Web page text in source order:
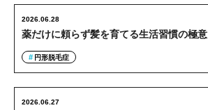
薬だけに頼らず髪を育てる生活習慣の極意
2026.06.28
円形脱毛症
2026.06.27